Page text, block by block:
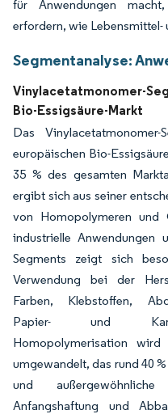
für Anwendungen
erfordern, wie
Segmentanalyse:
Vinylacetatmonomer-
Bio-Essigsäure-Markt
Das
europäischen Bio-
35 % des gesamten
ergibt sich aus seiner
von Homopolymeren und
industrielle Anwendungen
Segments zeigt sich
Verwendung bei der
Farben, Klebstoffen,
Papier- und
Homopolymerisation
umgewandelt, das rund 40
und
Anfangshaftung und